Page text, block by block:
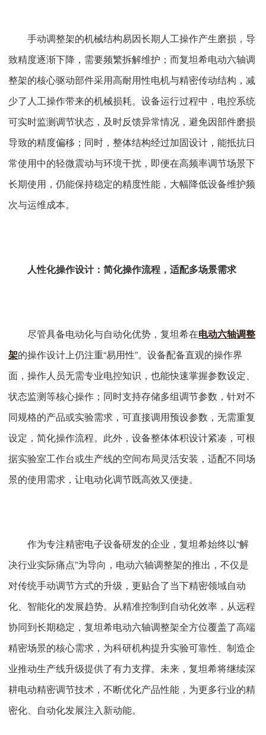
手动调整架的机械结构易因长期人工操作产生磨损，导
致精度逐渐下降，需要频繁拆解维护；而复坦希电动六轴调
整架的核心驱动部件采用高耐用性电机与精密传动结构，减
少了人工操作带来的机械损耗。设备运行过程中，电控系统
可实时监测调节状态，及时反馈异常情况，避免因部件磨损
导致的精度偏移；同时，整体结构经过加固设计，能抵抗日
常使用中的轻微震动与环境干扰，即便在高频率调节场景下
长期使用，仍能保持稳定的精度性能，大幅降低设备维护频
次与运维成本。
人性化操作设计：简化操作流程，适配多场景需求
尽管具备电动化与自动化优势，复坦希在电动六轴调整
架的操作设计上仍注重“易用性”。设备配备直观的操作界
面，操作人员无需专业电控知识，也能快速掌握参数设定、
状态监测等核心操作；同时支持存储多组调节参数，针对不
同规格的产品或实验需求，可直接调用预设参数，无需重复
设定，简化操作流程。此外，设备整体体积设计紧凑，可根
据实验室工作台或生产线的空间布局灵活安装，适配不同场
景的使用需求，让电动化调节既高效又便捷。
作为专注精密电子设备研发的企业，复坦希始终以“解
决行业实际痛点”为导向，电动六轴调整架的推出，不仅是
对传统手动调节方式的升级，更贴合了当下精密领域自动
化、智能化的发展趋势。从精准控制到自动化效率，从远程
协同到长期稳定，复坦希电动六轴调整架全方位覆盖了高端
精密场景的核心需求，为科研机构提升实验可靠性、制造企
业推动生产线升级提供了有力支撑。未来，复坦希将继续深
耕电动精密调节技术，不断优化产品性能，为更多行业的精
密化、自动化发展注入新动能。